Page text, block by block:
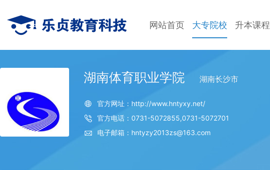
网站首页 大专院校 升本课程
湖南体育职业学院 湖南长沙市
官方网址：http://www.hntyxy.net/
官方电话：0731-5072855,0731-5072701
电子邮箱：hntyzy2013zs@163.com